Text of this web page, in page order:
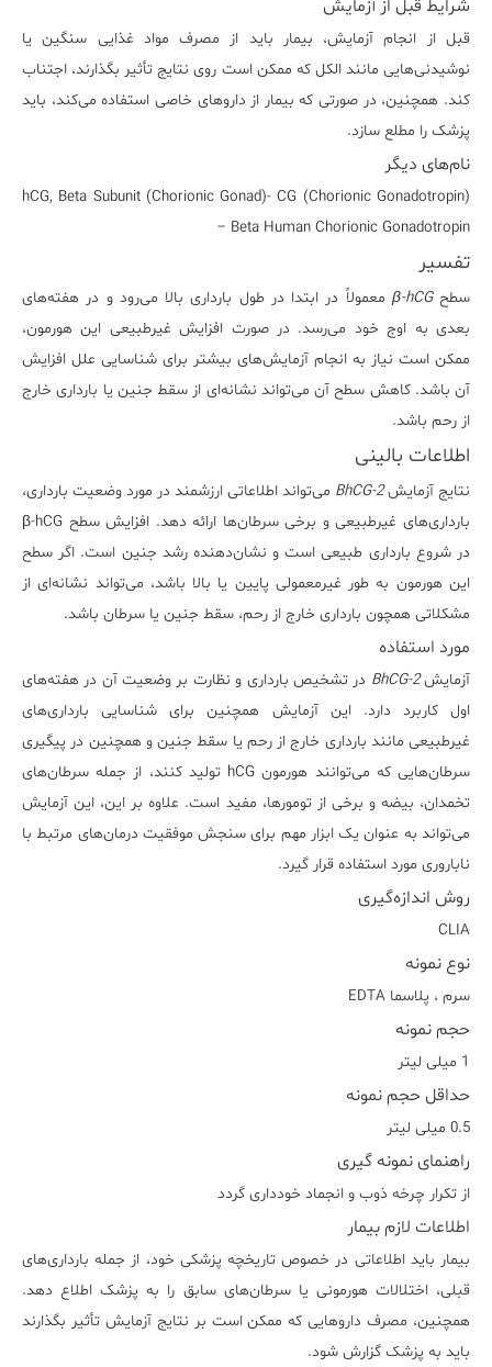
شرایط قبل از آزمایش
قبل از انجام آزمایش، بیمار باید از مصرف مواد غذایی سنگین یا
نوشیدنی‌هایی مانند الکل که ممکن است روی نتایج تأثیر بگذارند، اجتناب
کند. همچنین، در صورتی که بیمار از داروهای خاصی استفاده می‌کند، باید
پزشک را مطلع سازد.
نام‌های دیگر
hCG, Beta Subunit (Chorionic Gonad)- CG (Chorionic Gonadotropin)
– Beta Human Chorionic Gonadotropin
تفسیر
سطحβ-hCG معمولاً در ابتدا در طول بارداری بالا می‌رود و در هفته‌های
بعدی به اوج خود می‌رسد. در صورت افزایش غیرطبیعی این هورمون،
ممکن است نیاز به انجام آزمایش‌های بیشتر برای شناسایی علل افزایش
آن باشد. کاهش سطح آن می‌تواند نشانه‌ای از سقط جنین یا بارداری خارج
از رحم باشد.
اطلاعات بالینی
نتایج آزمایشBhCG-2 می‌تواند اطلاعاتی ارزشمند در مورد وضعیت بارداری،
بارداری‌های غیرطبیعی و برخی سرطان‌ها ارائه دهد. افزایش سطح β-hCG
در شروع بارداری طبیعی است و نشان‌دهنده رشد جنین است. اگر سطح
این هورمون به طور غیرمعمولی پایین یا بالا باشد، می‌تواند نشانه‌ای از
مشکلاتی همچون بارداری خارج از رحم، سقط جنین یا سرطان باشد.
مورد استفاده
آزمایشBhCG-2 در تشخیص بارداری و نظارت بر وضعیت آن در هفته‌های
اول کاربرد دارد. این آزمایش همچنین برای شناسایی بارداری‌های
غیرطبیعی مانند بارداری خارج از رحم یا سقط جنین و همچنین در پیگیری
سرطان‌هایی که می‌توانند هورمون hCG تولید کنند، از جمله سرطان‌های
تخمدان، بیضه و برخی از تومورها، مفید است. علاوه بر این، این آزمایش
می‌تواند به عنوان یک ابزار مهم برای سنجش موفقیت درمان‌های مرتبط با
ناباروری مورد استفاده قرار گیرد.
روش اندازه‌گیری
CLIA
نوع نمونه
سرم ، پلاسما EDTA
حجم نمونه
1 میلی لیتر
حداقل حجم نمونه
0.5 میلی لیتر
راهنمای نمونه گیری
از تکرار چرخه ذوب و انجماد خودداری گردد
اطلاعات لازم بیمار
بیمار باید اطلاعاتی در خصوص تاریخچه پزشکی خود، از جمله بارداری‌های
قبلی، اختلالات هورمونی یا سرطان‌های سابق را به پزشک اطلاع دهد.
همچنین، مصرف داروهایی که ممکن است بر نتایج آزمایش تأثیر بگذارند
باید به پزشک گزارش شود.